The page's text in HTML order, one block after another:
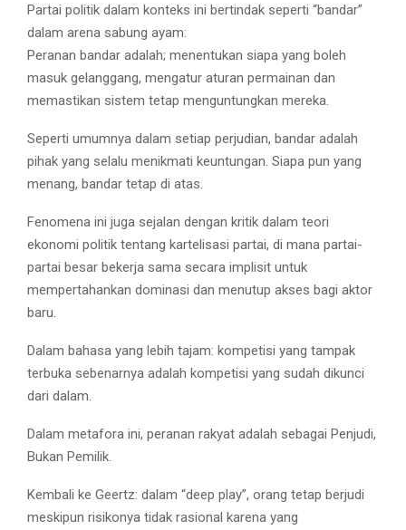
Partai politik dalam konteks ini bertindak seperti “bandar”
dalam arena sabung ayam:
Peranan bandar adalah; menentukan siapa yang boleh
masuk gelanggang, mengatur aturan permainan dan
memastikan sistem tetap menguntungkan mereka.
Seperti umumnya dalam setiap perjudian, bandar adalah
pihak yang selalu menikmati keuntungan. Siapa pun yang
menang, bandar tetap di atas.
Fenomena ini juga sejalan dengan kritik dalam teori
ekonomi politik tentang kartelisasi partai, di mana partai-
partai besar bekerja sama secara implisit untuk
mempertahankan dominasi dan menutup akses bagi aktor
baru.
Dalam bahasa yang lebih tajam: kompetisi yang tampak
terbuka sebenarnya adalah kompetisi yang sudah dikunci
dari dalam.
Dalam metafora ini, peranan rakyat adalah sebagai Penjudi,
Bukan Pemilik.
Kembali ke Geertz: dalam “deep play”, orang tetap berjudi
meskipun risikonya tidak rasional karena yang